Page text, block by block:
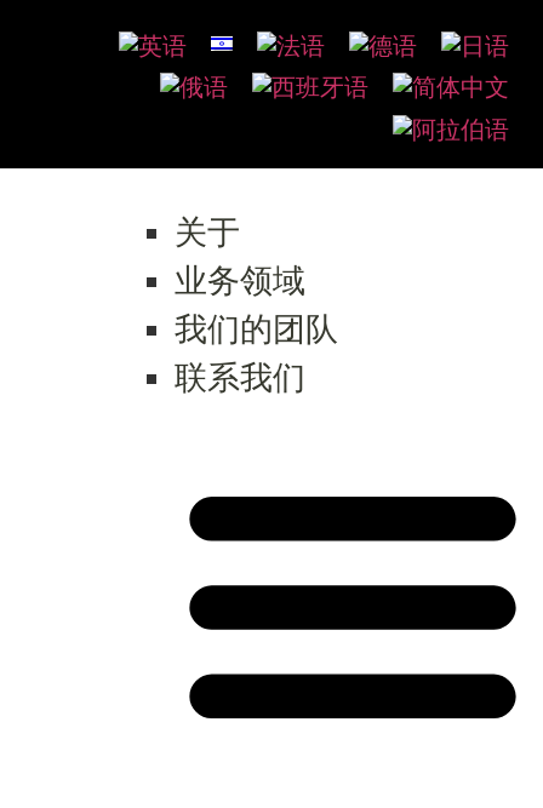
关于
业务领域
我们的团队
联系我们